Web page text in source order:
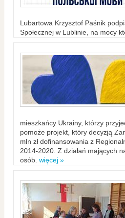
Lubartowa Krzysztof Paśnik
Społecznej w Lublinie, na mocy
mieszkańcy Ukrainy, którzy
pomoże projekt, który decyzją
mln zł dofinansowania z
2014-2020. Z działań mających
osób. więcej »